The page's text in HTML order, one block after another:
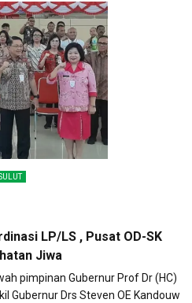
LP/LS , Pusat OD-SK
Jiwa
pimpinan Gubernur Prof Dr (HC)
Gubernur Drs Steven OE Kandouw